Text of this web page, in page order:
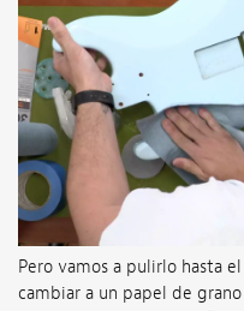
Pero vamos a pulirlo hasta
cambiar a un papel de